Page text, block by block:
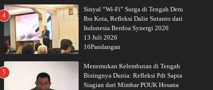
4
Sinyal “Wi-Fi” Surga di Tengah Deru
Ibu Kota, Refleksi Dalie Sutanto dari
Indonesia Berdoa Synergi 2026
13 Juli 2026
16Pandangan
5
Menemukan Kelembutan di Tengah
Bisingnya Dunia: Refleksi Pdt Sapta
Siagian dari Mimbar POUK Hosana